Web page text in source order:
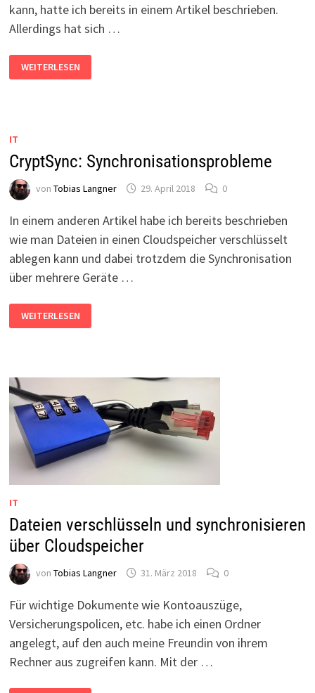
kann, hatte ich bereits in einem Artikel beschrieben.
Allerdings hat sich …
CRYPTSYNC-
PROBLEMATIK
BEI
WEITERLESEN
IT
CryptSync: Synchronisationsprobleme
von Tobias Langner 29. April 2018 0
In einem anderen Artikel habe ich bereits beschrieben
wie man Dateien in einen Cloudspeicher verschlüsselt
ablegen kann und dabei trotzdem die Synchronisation
über mehrere Geräte …
CRYPTSYNC:
SYNCHRONISATIONSPROBLEME
WEITERLESEN
IT
Dateien verschlüsseln und synchronisieren
über Cloudspeicher
von Tobias Langner 31. März 2018 0
Für wichtige Dokumente wie Kontoauszüge,
Versicherungspolicen, etc. habe ich einen Ordner
angelegt, auf den auch meine Freundin von ihrem
Rechner aus zugreifen kann. Mit der …